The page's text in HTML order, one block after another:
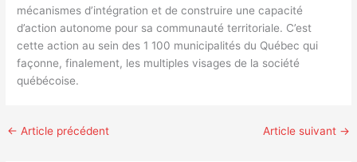
mécanismes d’intégration et de construire une capacité
d’action autonome pour sa communauté territoriale. C’est
cette action au sein des 1 100 municipalités du Québec qui
façonne, finalement, les multiples visages de la société
québécoise.
← Article précédent Article suivant →